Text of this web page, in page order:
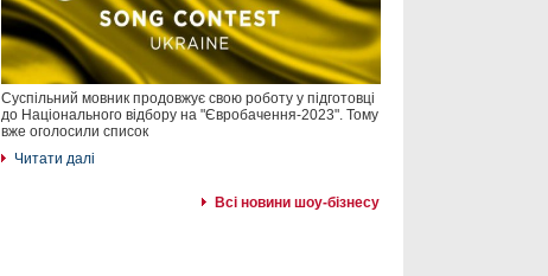
Суспільний мовник продовжує свою роботу у підготовці
до Національного відбору на "Євробачення-2023". Тому
вже оголосили список
Читати далі
Всі новини шоу-бізнесу